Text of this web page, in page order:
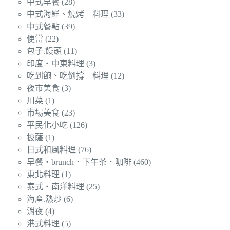
中式海鮮、燒烤 料理 (33)
中式餐點 (39)
便當 (22)
包子.饅頭 (11)
印度‧中東料理 (3)
吃到飽、吃倒撐 料理 (12)
夜市美食 (3)
川菜 (1)
市場美食 (23)
平民化小吃 (126)
披薩 (1)
日式和風料理 (76)
早餐‧brunch．下午茶．咖啡 (460)
東北料理 (1)
泰式‧南洋料理 (25)
海產.熱炒 (6)
消夜 (4)
港式料理 (5)